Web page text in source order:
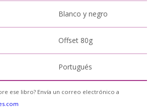
Blanco y negro
Offset 80g
Portugués
ese libro? Envía un correo electrónico a